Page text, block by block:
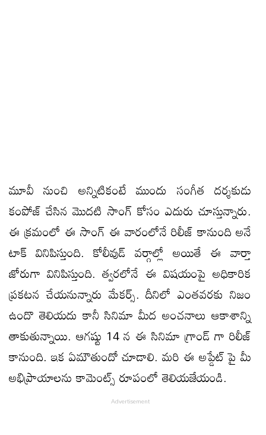
మూవీ నుంచి అన్నిటికంటే ముందు సంగీత దర్శకుడు
కంపోజ్ చేసిన మొదటి సాంగ్ కోసం ఎదురు చూస్తున్నారు.
ఈ క్రమంలో ఈ సాంగ్ ఈ వారంలోనే రిలీజ్ కానుంది అనే
టాక్ వినిపిస్తుంది. కోలీవుడ్ వర్గాల్లో అయితే ఈ వార్తా
జోరుగా వినిపిస్తుంది. త్వరలోనే ఈ విషయంపై అధికారిక
ప్రకటన చేయనున్నారు మేకర్స్. దీనిలో ఎంతవరకు నిజం
ఉందొ తెలియదు కానీ సినిమా మీద అంచనాలు ఆకాశాన్ని
తాకుతున్నాయి. ఆగష్టు 14 న ఈ సినిమా గ్రాండ్ గా రిలీజ్
కానుంది. ఇక ఏమౌతుందో చూడాలి. మరి ఈ అప్డేట్ పై మీ
అభిప్రాయాలను కామెంట్స్ రూపంలో తెలియజేయండి.